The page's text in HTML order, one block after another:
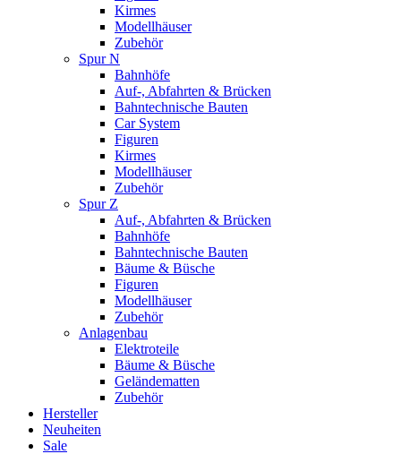
Kirmes
Modellhäuser
Zubehör
Spur N
Bahnhöfe
Auf-, Abfahrten & Brücken
Bahntechnische Bauten
Car System
Figuren
Kirmes
Modellhäuser
Zubehör
Spur Z
Auf-, Abfahrten & Brücken
Bahnhöfe
Bahntechnische Bauten
Bäume & Büsche
Figuren
Modellhäuser
Zubehör
Anlagenbau
Elektroteile
Bäume & Büsche
Geländematten
Zubehör
Hersteller
Neuheiten
Sale